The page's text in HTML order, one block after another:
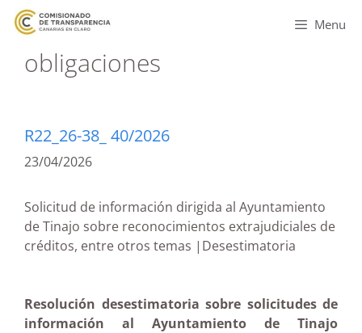
Menu
obligaciones
R22_26-38_ 40/2026
23/04/2026
Solicitud de información dirigida al Ayuntamiento
de Tinajo sobre reconocimientos extrajudiciales de
créditos, entre otros temas |Desestimatoria
Resolución desestimatoria sobre solicitudes de
información al Ayuntamiento de Tinajo